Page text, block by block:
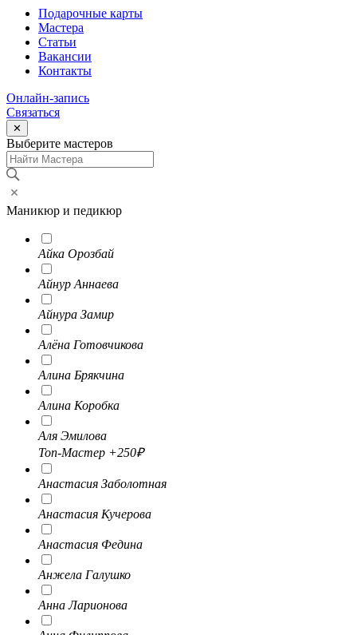
Подарочные карты
Мастера
Статьи
Вакансии
Контакты
Онлайн-запись
Связаться
✕
Выберите мастеров
Маникюр и педикюр
Aйка Орозбай
Айнур Аннаева
Айнура Замир
Алёна Готовчикова
Алина Брякчина
Алина Коробка
Аля Эмилова
Топ-Мастер +250₽
Анастасия Заболотная
Анастасия Кучерова
Анастасия Федина
Анжела Галушко
Анна Ларионова